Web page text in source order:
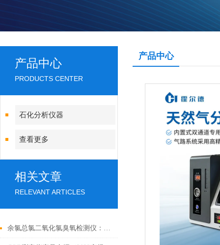
产品中心
PRODUCTS CENTER
石化分析仪器
查看更多
相关文章
RELEVANT ARTICLES
余氯总氯二氧化氯臭氧检测仪：多领域水质监测的得力助手
产品中心